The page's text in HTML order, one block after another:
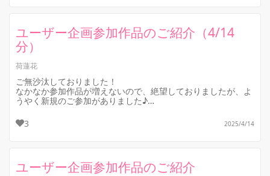
ユーザー企画参加作品のご紹介（4/14
分）
荷蓮花
ご無沙汰しておりました！
なかなか参加作品が増えないので、絶望しておりましたが、よ
うやく新規のご参加がありました♪
った書き手さんの作...
3 2025/4/14
ユーザー企画参加作品のご紹介